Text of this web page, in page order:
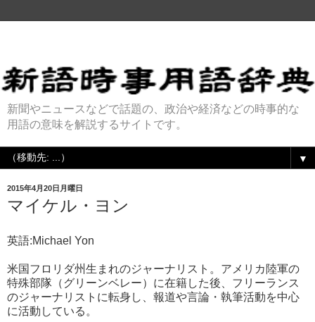
新聞やニュースなどで話題の、政治や経済などの時事的な
用語の意味を解説するサイトです。
▼
2015年4月20日月曜日
マイケル・ヨン
英語:Michael Yon
米国フロリダ州生まれのジャーナリスト。アメリカ陸軍の
特殊部隊（グリーンベレー）に在籍した後、フリーランス
のジャーナリストに転身し、報道や言論・執筆活動を中心
に活動している。